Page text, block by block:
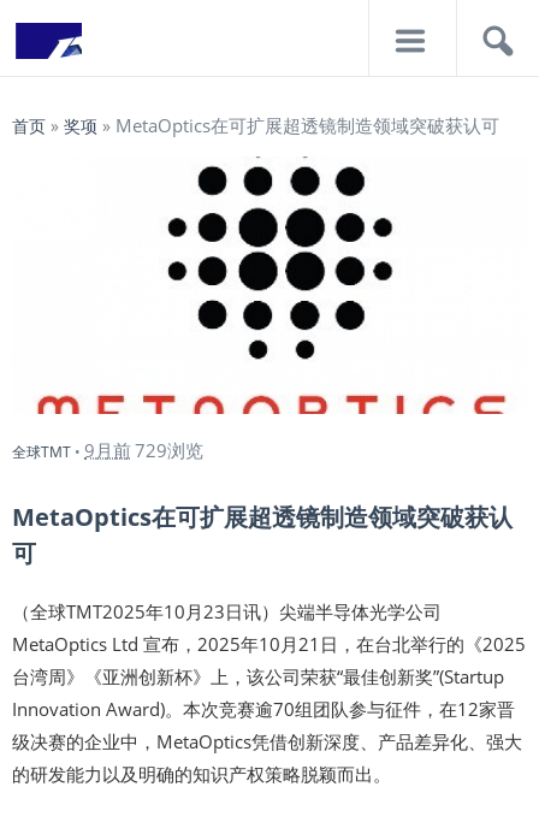
首页 » 奖项 » MetaOptics在可扩展超透镜制造领域突破获认可
全球TMT • 9月前729浏览
MetaOptics在可扩展超透镜制造领域突破获认
可
（全球TMT2025年10月23日讯）尖端半导体光学公司
MetaOptics Ltd 宣布，2025年10月21日，在台北举行的《2025
台湾周》《亚洲创新杯》上，该公司荣获“最佳创新奖”(Startup
Innovation Award)。本次竞赛逾70组团队参与征件，在12家晋
级决赛的企业中，MetaOptics凭借创新深度、产品差异化、强大
的研发能力以及明确的知识产权策略脱颖而出。